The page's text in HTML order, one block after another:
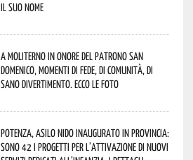
il suo nome
A Moliterno in onore del Patrono San
Domenico, momenti di fede, di comunità, di
sano divertimento. Ecco le foto
Potenza, asilo nido inaugurato in provincia:
sono 42 i progetti per l’attivazione di nuovi